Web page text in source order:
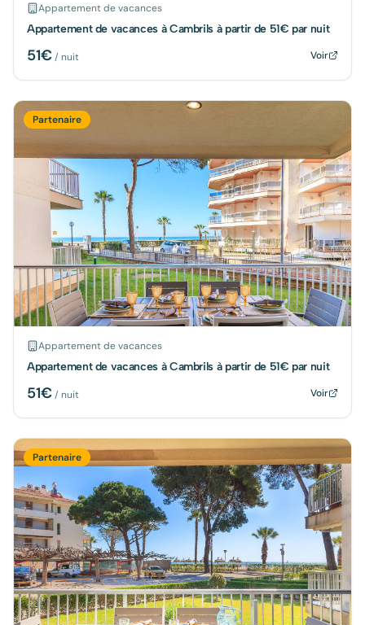
Appartement de vacances
Appartement de vacances à Cambrils à partir de 51€ par nuit
51€/ nuit Voir
Partenaire
Appartement de vacances
Appartement de vacances à Cambrils à partir de 51€ par nuit
51€/ nuit Voir
Partenaire